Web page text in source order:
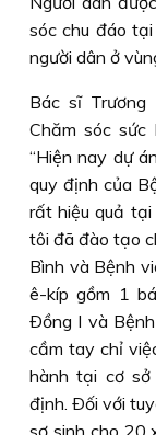
sóc chu đáo
người dân ở
Bác sĩ Trương
Chăm sóc sức
“Hiện nay dự
quy định của
rất hiệu quả tại
tôi đã đào tạo
Bình và Bệnh
ê-kíp gồm 1
Ðồng I và
cầm tay chỉ
hành tại cơ
định. Ðối với
sơ sinh cho 20